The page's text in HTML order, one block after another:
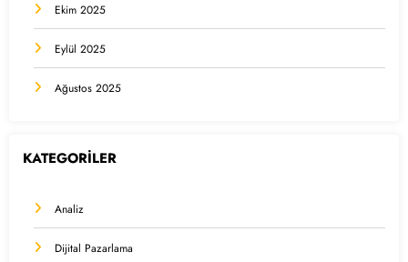
Ekim 2025
Eylül 2025
Ağustos 2025
KATEGORİLER
Analiz
Dijital Pazarlama